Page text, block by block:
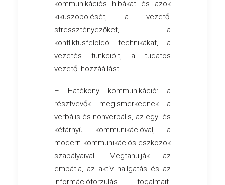
kommunikációs hibákat és azok
kiküszöbölését, a vezetői
stressztényezőket, a
konfliktusfeloldó technikákat, a
vezetés funkcióit, a tudatos
vezetői hozzáállást.
– Hatékony kommunikáció: a
résztvevők megismerkednek a
verbális és nonverbális, az egy- és
kétárnyú kommunikációval, a
modern kommunikációs eszközök
szabályaival. Megtanulják az
empátia, az aktív hallgatás és az
információtorzulás fogalmait.